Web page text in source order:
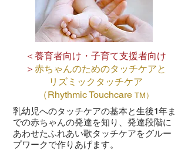
＜養育者向け・子育て支援者向け
＞ 赤ちゃんのためのタッチケアと
​リズミックタッチケア
（Rhythmic Touchcare TM）
乳幼児へのタッチケアの基本と生後1年ま
での赤ちゃんの発達を知り、発達段階に
あわせたふれあい歌タッチケアをグルー
プワークで作りあげます。